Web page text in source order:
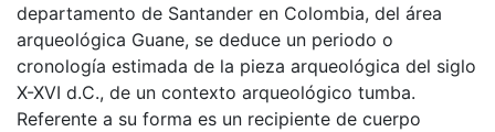
departamento de Santander en Colombia, del área
arqueológica Guane, se deduce un periodo o
cronología estimada de la pieza arqueológica del siglo
X-XVI d.C., de un contexto arqueológico tumba.
Referente a su forma es un recipiente de cuerpo